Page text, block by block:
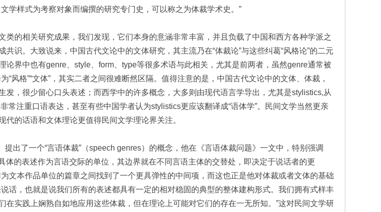
学样式为考察对象而编撰的研究专门史，可以称之为体裁学术史。”
类的相关研究成果，我们发现，它们本身的意涵非常丰富，并且负载了中国和西方各种学派之
识。大致说来，中国古代文论中的文体研究，其主流乃在“体裁论”与这些纠葛“风格论”的二元
论界中也有genre、style、form、type等很多术语与此相关，尤其是前两者，虽然genre通常被
“风格”“文体”，其实二者之间很难断然区隔。值得注意的是，中国古代文论中的文体、体裁，
发，很少留心口头表述；而西学中的许多概念，大多则由现代语言学导出，尤其是stylistics,从
常注重口语表达，甚至有些中国学者认为stylistics更应该翻译成“语体学”。民间文学当然更亲
的话语和文体理论更值得民间文学理论界关注。
出了一个“言语体裁”（speech genres）的概念，他在《言语体裁问题》一文中，特别强调
体的表述作为言语交际的单位，其边界就在不同言语主体的交替处，即决定于说话者的更
文本作品单位的篇章之间找到了一个更具弹性的中间项，而这也正是他对体裁或者文体的基础
话，也就是说我们所有的表述都具有一定的相对稳固的典型的整体建构形式。我们拥有式样丰
在实践上娴熟自如地应用这些体裁，但在理论上可能对它们的存在一无所知。”这对民间文学研